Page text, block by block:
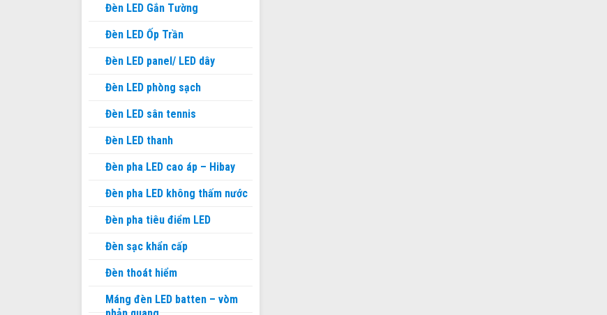
Đèn LED Gắn Tường
Đèn LED Ốp Trần
Đèn LED panel/ LED dây
Đèn LED phòng sạch
Đèn LED sân tennis
Đèn LED thanh
Đèn pha LED cao áp – Hibay
Đèn pha LED không thấm nước
Đèn pha tiêu điểm LED
Đèn sạc khẩn cấp
Đèn thoát hiểm
Máng đèn LED batten – vòm